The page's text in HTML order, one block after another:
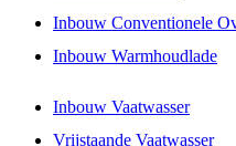
Inbouw Conventionele
Inbouw Warmhoudlade
Inbouw Vaatwasser
Vrijstaande Vaatwasser